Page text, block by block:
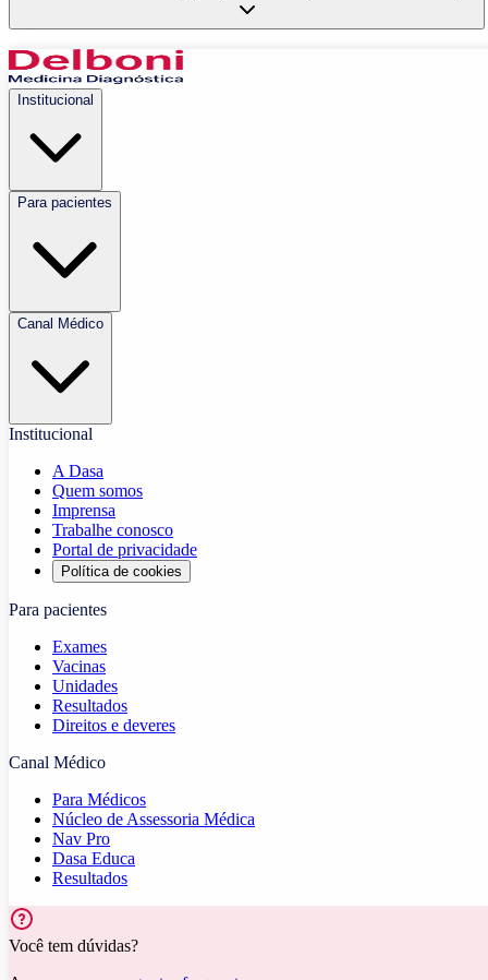
Institucional
Para pacientes
Canal Médico
Institucional
A Dasa
Quem somos
Imprensa
Trabalhe conosco
Portal de privacidade
Política de cookies
Para pacientes
Exames
Vacinas
Unidades
Resultados
Direitos e deveres
Canal Médico
Para Médicos
Núcleo de Assessoria Médica
Nav Pro
Dasa Educa
Resultados
Você tem dúvidas?